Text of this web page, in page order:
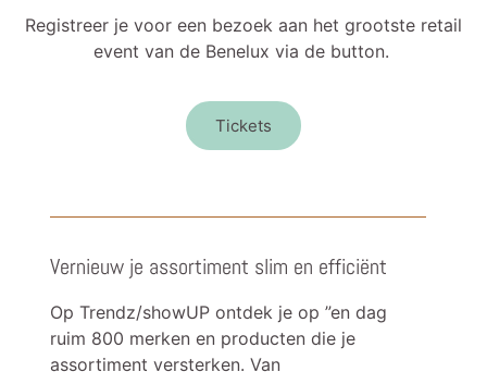
Registreer je voor een bezoek aan het grootste retail
event van de Benelux via de button.
Tickets
Vernieuw je assortiment slim en efficiënt
Op Trendz/showUP ontdek je op ”en dag
ruim 800 merken en producten die je
assortiment versterken. Van